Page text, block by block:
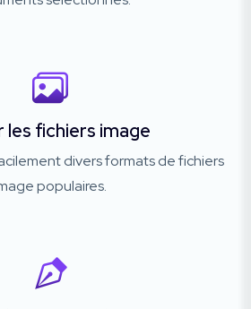
les fichiers image
divers formats de fichiers
populaires.